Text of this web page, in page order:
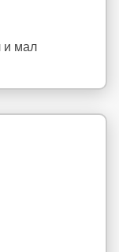
и мал